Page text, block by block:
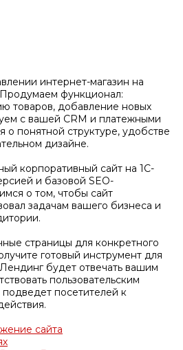
интернет-магазин на
функционал:
товаров, добавление новых
с вашей CRM и платежными
о понятной структуре, удобстве
дизайне.
корпоративный сайт на 1С-
и базовой SEO-
о том, чтобы сайт
задачам вашего бизнеса и
страницы для конкретного
готовый инструмент для
будет отвечать вашим
пользовательским
посетителей к
сайта